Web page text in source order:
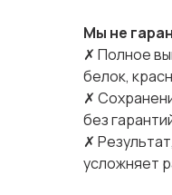
Мы не
✗ Полное
белок,
✗
без
✗
усложняет